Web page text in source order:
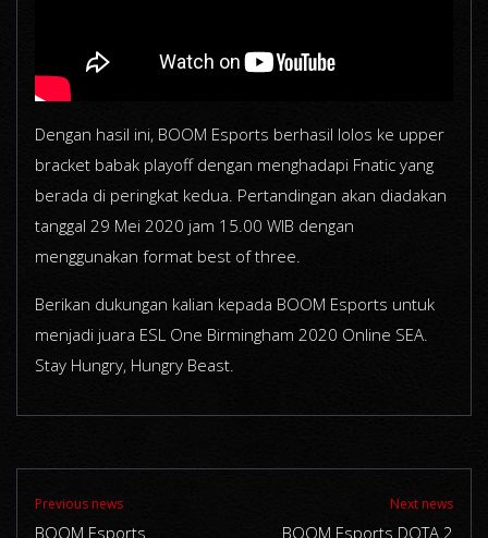
Dengan hasil ini, BOOM Esports berhasil lolos ke upper
bracket babak playoff dengan menghadapi Fnatic yang
berada di peringkat kedua. Pertandingan akan diadakan
tanggal 29 Mei 2020 jam 15.00 WIB dengan
menggunakan format best of three.
Berikan dukungan kalian kepada BOOM Esports untuk
menjadi juara ESL One Birmingham 2020 Online SEA.
Stay Hungry, Hungry Beast.
Previous news
BOOM Esports
Next news
BOOM Esports DOTA 2